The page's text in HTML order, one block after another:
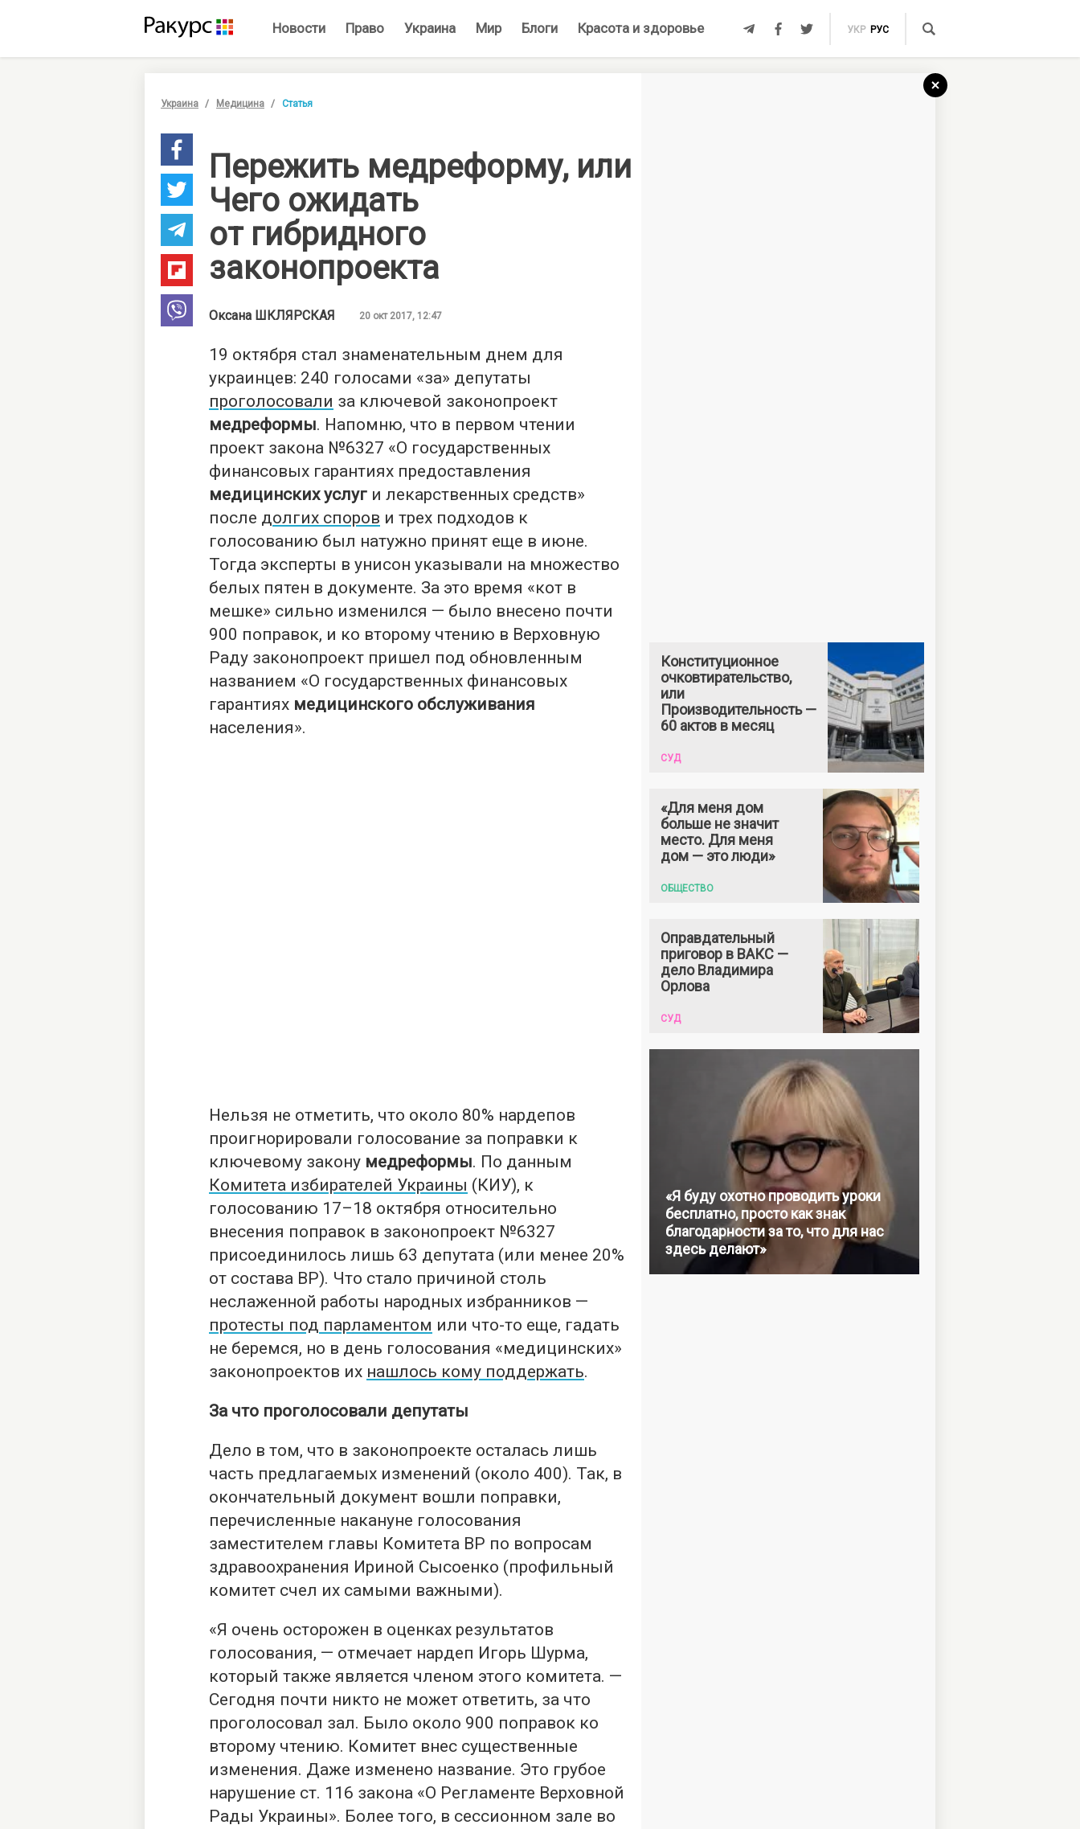
Новости Право Украина Мир Блоги Красота и здоровье УКР РУС
Украина Медицина Статья
Пережить медреформу, или
Чего ожидать
от гибридного
законопроекта
Оксана ШКЛЯРСКАЯ 20 окт 2017, 12:47
19 октября стал знаменательным днем для
украинцев: 240 голосами «за» депутаты
проголосовали за ключевой законопроект
медреформы. Напомню, что в первом чтении
проект закона №6327 «О государственных
финансовых гарантиях предоставления
медицинских услуг и лекарственных средств»
после долгих споров и трех подходов к
голосованию был натужно принят еще в июне.
Тогда эксперты в унисон указывали на множество
белых пятен в документе. За это время «кот в
мешке» сильно изменился — было внесено почти
900 поправок, и ко второму чтению в Верховную
Раду законопроект пришел под обновленным
названием «О государственных финансовых
гарантиях медицинского обслуживания
населения».
Нельзя не отметить, что около 80% нардепов
проигнорировали голосование за поправки к
ключевому закону медреформы. По данным
Комитета избирателей Украины (КИУ), к
голосованию 17–18 октября относительно
внесения поправок в законопроект №6327
присоединилось лишь 63 депутата (или менее 20%
от состава ВР). Что стало причиной столь
неслаженной работы народных избранников —
протесты под парламентом или что-то еще, гадать
не беремся, но в день голосования «медицинских»
законопроектов их нашлось кому поддержать.
За что проголосовали депутаты
Дело в том, что в законопроекте осталась лишь
часть предлагаемых изменений (около 400). Так, в
окончательный документ вошли поправки,
перечисленные накануне голосования
заместителем главы Комитета ВР по вопросам
здравоохранения Ириной Сысоенко (профильный
комитет счел их самыми важными).
«Я очень осторожен в оценках результатов
голосования, — отмечает нардеп Игорь Шурма,
который также является членом этого комитета. —
Сегодня почти никто не может ответить, за что
проголосовал зал. Было около 900 поправок ко
второму чтению. Комитет внес существенные
изменения. Даже изменено название. Это грубое
нарушение ст. 116 закона «О Регламенте Верховной
Рады Украины». Более того, в сессионном зале во
Конституционное
очковтирательство,
или
Производительность —
60 актов в месяц
СУД
«Для меня дом
больше не значит
место. Для меня
дом — это люди»
ОБЩЕСТВО
Оправдательный
приговор в ВАКС —
дело Владимира
Орлова
СУД
«Я буду охотно проводить уроки
бесплатно, просто как знак
благодарности за то, что для нас
здесь делают»